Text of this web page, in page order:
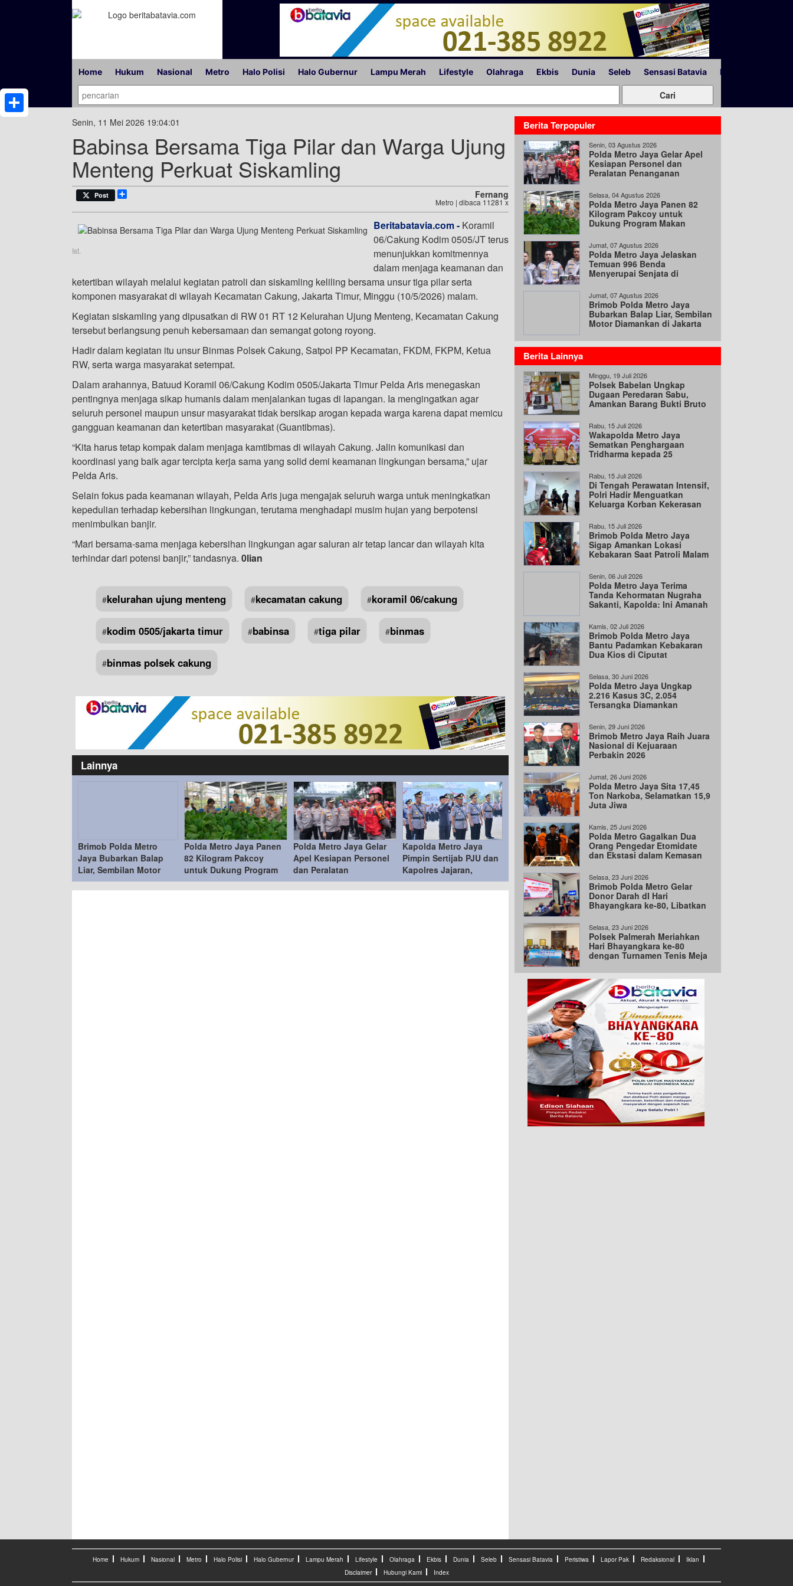
Home Hukum Nasional Metro Halo Polisi Halo Gubernur Lampu Merah Lifestyle Olahraga Ekbis Dunia Seleb Sensasi Batavia Peristiwa
Senin, 11 Mei 2026 19:04:01
Babinsa Bersama Tiga Pilar dan Warga Ujung
Menteng Perkuat Siskamling
Post Fernang
Metro | dibaca 11281 x
Ist.
Beritabatavia.com - Koramil
06/Cakung Kodim 0505/JT terus
menunjukkan komitmennya
dalam menjaga keamanan dan
ketertiban wilayah melalui kegiatan patroli dan siskamling keliling bersama unsur tiga pilar serta
komponen masyarakat di wilayah Kecamatan Cakung, Jakarta Timur, Minggu (10/5/2026) malam.
Kegiatan siskamling yang dipusatkan di RW 01 RT 12 Kelurahan Ujung Menteng, Kecamatan Cakung
tersebut berlangsung penuh kebersamaan dan semangat gotong royong.
Hadir dalam kegiatan itu unsur Binmas Polsek Cakung, Satpol PP Kecamatan, FKDM, FKPM, Ketua
RW, serta warga masyarakat setempat.
Dalam arahannya, Batuud Koramil 06/Cakung Kodim 0505/Jakarta Timur Pelda Aris menegaskan
pentingnya menjaga sikap humanis dalam menjalankan tugas di lapangan. Ia mengingatkan agar
seluruh personel maupun unsur masyarakat tidak bersikap arogan kepada warga karena dapat memicu
gangguan keamanan dan ketertiban masyarakat (Guantibmas).
“Kita harus tetap kompak dalam menjaga kamtibmas di wilayah Cakung. Jalin komunikasi dan
koordinasi yang baik agar tercipta kerja sama yang solid demi keamanan lingkungan bersama,” ujar
Pelda Aris.
Selain fokus pada keamanan wilayah, Pelda Aris juga mengajak seluruh warga untuk meningkatkan
kepedulian terhadap kebersihan lingkungan, terutama menghadapi musim hujan yang berpotensi
menimbulkan banjir.
“Mari bersama-sama menjaga kebersihan lingkungan agar saluran air tetap lancar dan wilayah kita
terhindar dari potensi banjir,” tandasnya. 0lian
Share
#kelurahan ujung menteng #kecamatan cakung #koramil 06/cakung
#kodim 0505/jakarta timur #babinsa #tiga pilar #binmas
#binmas polsek cakung
Lainnya
Brimob Polda Metro
Jaya Bubarkan Balap
Liar, Sembilan Motor
Diamankan di Jakarta
Timur
Polda Metro Jaya Panen
82 Kilogram Pakcoy
untuk Dukung Program
Makan Bergizi Gratis
Polda Metro Jaya Gelar
Apel Kesiapan Personel
dan Peralatan
Penanganan Bencana
Kapolda Metro Jaya
Pimpin Sertijab PJU dan
Kapolres Jajaran,
Penyegaran Organisasi
Berita Terpopuler
Senin, 03 Agustus 2026
Polda Metro Jaya Gelar Apel
Kesiapan Personel dan
Peralatan Penanganan
Selasa, 04 Agustus 2026
Polda Metro Jaya Panen 82
Kilogram Pakcoy untuk
Dukung Program Makan
Jumat, 07 Agustus 2026
Polda Metro Jaya Jelaskan
Temuan 996 Benda
Menyerupai Senjata di
Jumat, 07 Agustus 2026
Brimob Polda Metro Jaya
Bubarkan Balap Liar, Sembilan
Motor Diamankan di Jakarta
Berita Lainnya
Minggu, 19 Juli 2026
Polsek Babelan Ungkap
Dugaan Peredaran Sabu,
Amankan Barang Bukti Bruto
Rabu, 15 Juli 2026
Wakapolda Metro Jaya
Sematkan Penghargaan
Tridharma kepada 25
Rabu, 15 Juli 2026
Di Tengah Perawatan Intensif,
Polri Hadir Menguatkan
Keluarga Korban Kekerasan
Rabu, 15 Juli 2026
Brimob Polda Metro Jaya
Sigap Amankan Lokasi
Kebakaran Saat Patroli Malam
Senin, 06 Juli 2026
Polda Metro Jaya Terima
Tanda Kehormatan Nugraha
Sakanti, Kapolda: Ini Amanah
Kamis, 02 Juli 2026
Brimob Polda Metro Jaya
Bantu Padamkan Kebakaran
Dua Kios di Ciputat
Selasa, 30 Juni 2026
Polda Metro Jaya Ungkap
2.216 Kasus 3C, 2.054
Tersangka Diamankan
Senin, 29 Juni 2026
Brimob Metro Jaya Raih Juara
Nasional di Kejuaraan
Perbakin 2026
Jumat, 26 Juni 2026
Polda Metro Jaya Sita 17,45
Ton Narkoba, Selamatkan 15,9
Juta Jiwa
Kamis, 25 Juni 2026
Polda Metro Gagalkan Dua
Orang Pengedar Etomidate
dan Ekstasi dalam Kemasan
Selasa, 23 Juni 2026
Brimob Polda Metro Gelar
Donor Darah dI Hari
Bhayangkara ke-80, Libatkan
Selasa, 23 Juni 2026
Polsek Palmerah Meriahkan
Hari Bhayangkara ke-80
dengan Turnamen Tenis Meja
Home Hukum Nasional Metro Halo Polisi Halo Gubernur Lampu Merah Lifestyle Olahraga Ekbis Dunia Seleb Sensasi Batavia Peristiwa Lapor Pak Redaksional
Iklan
Disclaimer
Hubungi Kami Index